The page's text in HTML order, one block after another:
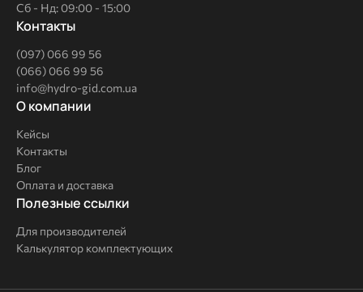
Сб - Нд: 09:00 - 15:00
Контакты
(097) 066 99 56
(066) 066 99 56
info@hydro-gid.com.ua
О
компании
О компании
Кейсы
Контакты
Блог
Оплата и доставка
Полезные
Полезные ссылки
Для производителей
Калькулятор комплектующих